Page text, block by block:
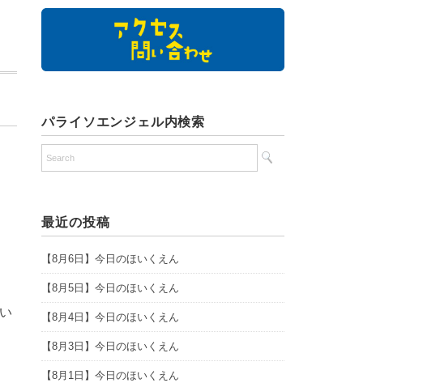
パライソエンジェル内検索
最近の投稿
【8月6日】今日のほいくえん
【8月5日】今日のほいくえん
【8月4日】今日のほいくえん
【8月3日】今日のほいくえん
【8月1日】今日のほいくえん